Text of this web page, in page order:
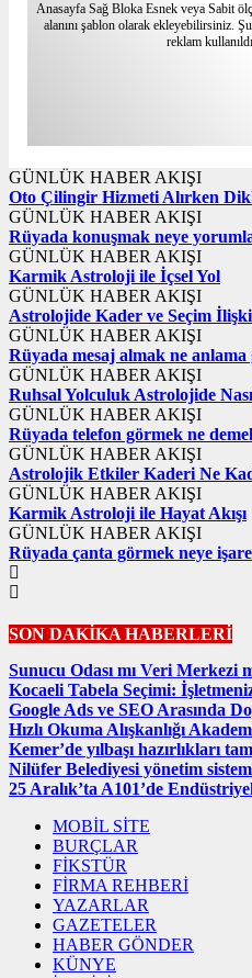
Anasayfa Sağ Bloka Esnek veya Sabit
alanını şablon olarak ekleyebilirsiniz.
reklam
GÜNLÜK HABER AKIŞI
Oto Çilingir Hizmeti Alırken
GÜNLÜK HABER AKIŞI
Rüyada konuşmak neye
GÜNLÜK HABER AKIŞI
Karmik Astroloji ile İçsel Yol
GÜNLÜK HABER AKIŞI
Astrolojide Kader ve Seçim
GÜNLÜK HABER AKIŞI
Rüyada mesaj almak ne anlama
GÜNLÜK HABER AKIŞI
Ruhsal Yolculuk Astrolojide
GÜNLÜK HABER AKIŞI
Rüyada telefon görmek ne
GÜNLÜK HABER AKIŞI
Astrolojik Etkiler Kaderi Ne
GÜNLÜK HABER AKIŞI
Karmik Astroloji ile Hayat Akışı
GÜNLÜK HABER AKIŞI
Rüyada çanta görmek neye
SON DAKİKA HABERLERİ
Sunucu Odası mı Veri Merkezi
Kocaeli Tabela Seçimi:
Google Ads ve SEO Arasında
Hızlı Okuma Alışkanlığı
Kemer’de yılbaşı hazırlıkları
Nilüfer Belediyesi yönetim
25 Aralık’ta A101’de
MOBİL SİTE
BURÇLAR
FİKSTÜR
FİRMA REHBERİ
YAZARLAR
GAZETELER
HABER GÖNDER
KÜNYE